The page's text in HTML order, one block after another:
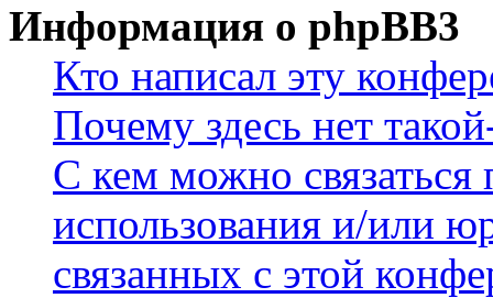
Информация о phpBB3
Кто написал эту
Почему здесь нет
С кем можно связаться
использования и/или
связанных с этой